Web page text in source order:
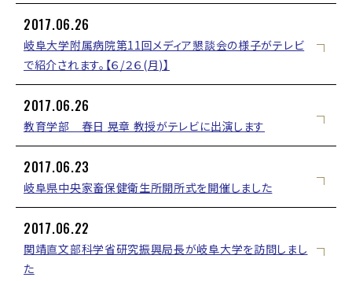
2017.06.26
岐阜大学附属病院第11回メディア懇談会の様子がテレビ
で紹介されます。【６/２６(月)】
2017.06.26
教育学部 春日 晃章 教授がテレビに出演します
2017.06.23
岐阜県中央家畜保健衛生所開所式を開催しました
2017.06.22
関靖直文部科学省研究振興局長が岐阜大学を訪問しまし
た